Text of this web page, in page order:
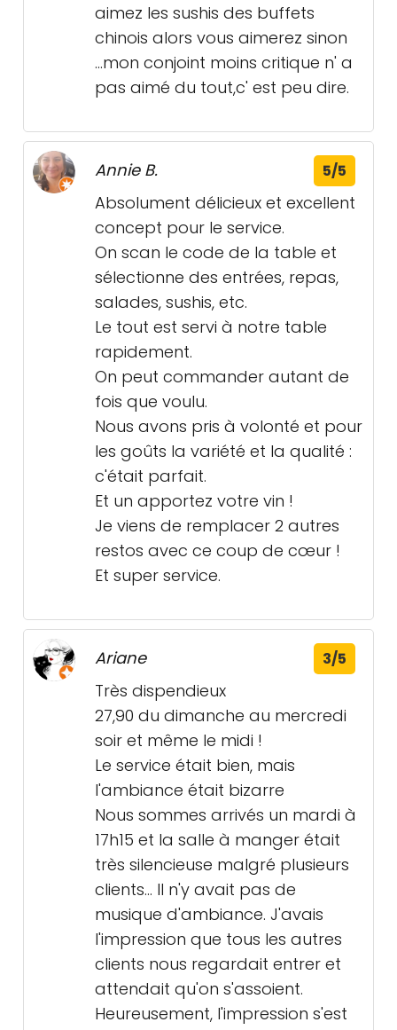
aimez les sushis des buffets
chinois alors vous aimerez sinon
...mon conjoint moins critique n' a
pas aimé du tout,c' est peu dire.
Annie B. 5/5
Absolument délicieux et excellent
concept pour le service.
On scan le code de la table et
sélectionne des entrées, repas,
salades, sushis, etc.
Le tout est servi à notre table
rapidement.
On peut commander autant de
fois que voulu.
Nous avons pris à volonté et pour
les goûts la variété et la qualité :
c'était parfait.
Et un apportez votre vin !
Je viens de remplacer 2 autres
restos avec ce coup de cœur !
Et super service.
Ariane 3/5
Très dispendieux
27,90 du dimanche au mercredi
soir et même le midi !
Le service était bien, mais
l'ambiance était bizarre
Nous sommes arrivés un mardi à
17h15 et la salle à manger était
très silencieuse malgré plusieurs
clients... Il n'y avait pas de
musique d'ambiance. J'avais
l'impression que tous les autres
clients nous regardait entrer et
attendait qu'on s'assoient.
Heureusement, l'impression s'est